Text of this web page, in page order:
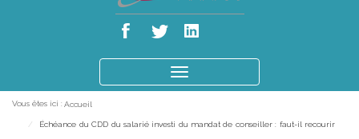
le
Vous êtes ici : Accueil
Échéance du CDD du salarié investi du mandat de conseiller : faut-il recourir